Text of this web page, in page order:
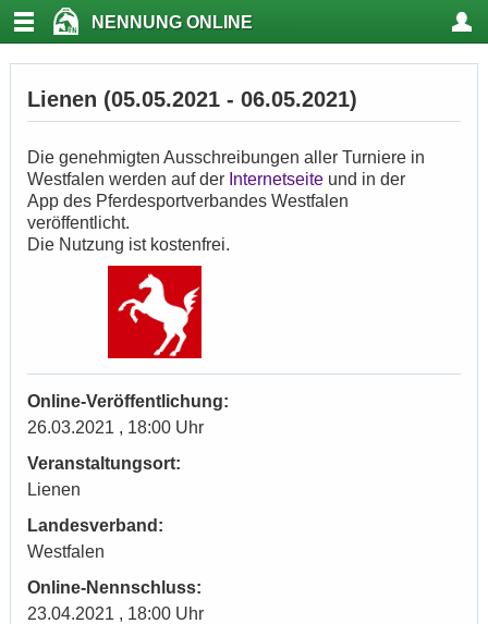
NENNUNG ONLINE
Lienen (05.05.2021 - 06.05.2021)
Die genehmigten Ausschreibungen aller Turniere in
Westfalen werden auf der Internetseite und in der
App des Pferdesportverbandes Westfalen
veröffentlicht.
Die Nutzung ist kostenfrei.
Online-Veröffentlichung:
26.03.2021 , 18:00 Uhr
Veranstaltungsort:
Lienen
Landesverband:
Westfalen
Online-Nennschluss:
23.04.2021 , 18:00 Uhr